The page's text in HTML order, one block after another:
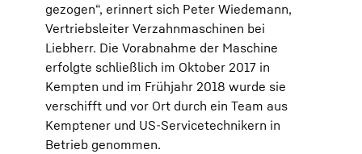
gezogen“, erinnert sich Peter Wiedemann,
Vertriebsleiter Verzahnmaschinen bei
Liebherr. Die Vorabnahme der Maschine
erfolgte schließlich im Oktober 2017 in
Kempten und im Frühjahr 2018 wurde sie
verschifft und vor Ort durch ein Team aus
Kemptener und US-Servicetechnikern in
Betrieb genommen.